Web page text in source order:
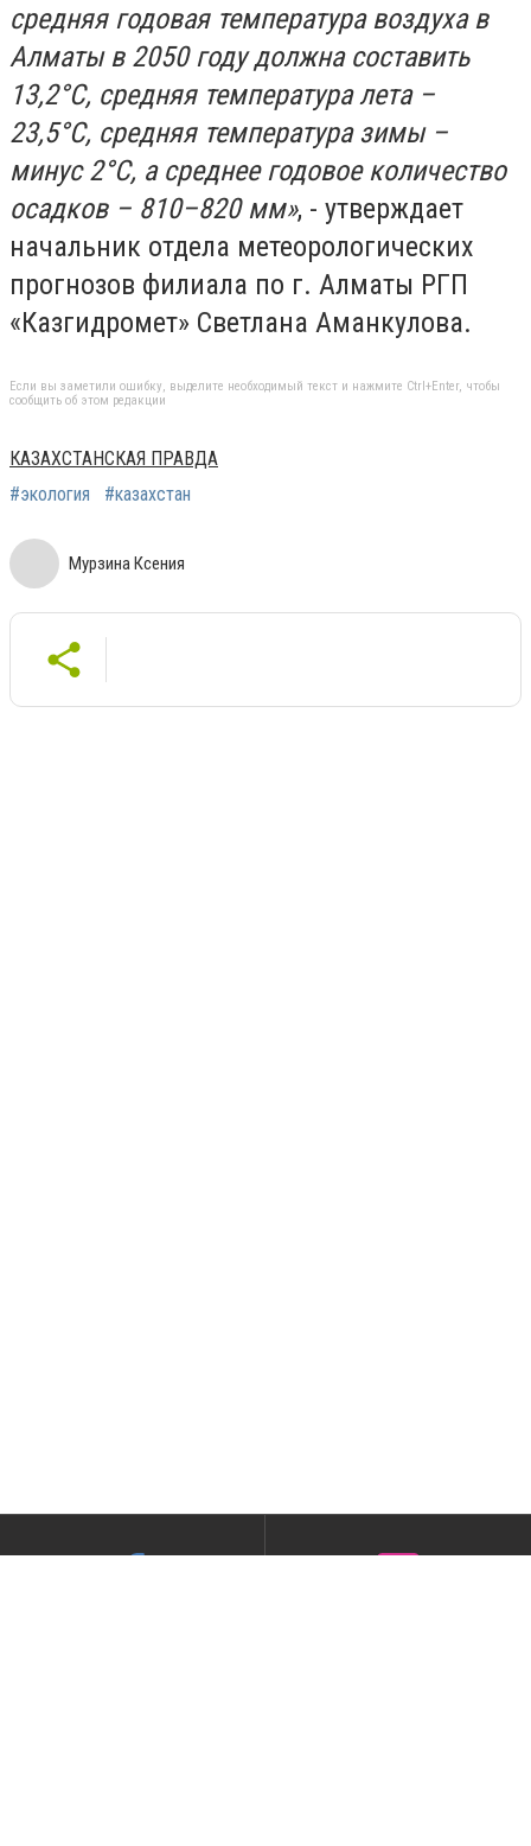
средняя годовая температура воздуха в
Алматы в 2050 году должна составить
13,2°С, средняя температура лета –
23,5°С, средняя температура зимы –
минус 2°С, а среднее годовое количество
осадков – 810–820 мм», - утверждает
начальник отдела метеорологических
прогнозов филиала по г. Алматы РГП
«Казгидромет» Светлана Аманкулова.
Если вы заметили ошибку, выделите необходимый текст и нажмите Ctrl+Enter, чтобы
сообщить об этом редакции
КАЗАХСТАНСКАЯ ПРАВДА
#экология
#казахстан
Мурзина Ксения